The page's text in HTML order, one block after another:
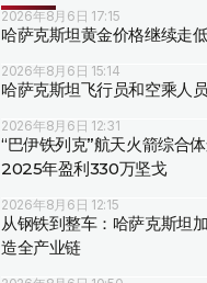
2026年8月6日 17:15
哈萨克斯坦黄金价格继续走
2026年8月6日 15:14
哈萨克斯坦飞行员和空乘人
2026年8月6日 12:31
“巴伊铁列克”航天火箭综合
2025年盈利330万坚戈
2026年8月6日 12:15
从钢铁到整车：哈萨克斯坦
造全产业链